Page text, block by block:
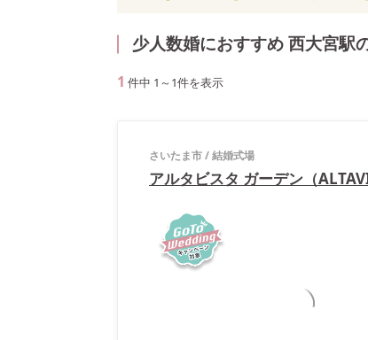
少人数婚におすすめ 西大宮駅
1 件中 1 ～ 1件を表示
さいたま市/結婚式場
アルタビスタ ガーデン（